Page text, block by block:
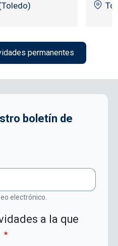
permanentes
boletín de
electrónico.
a la que